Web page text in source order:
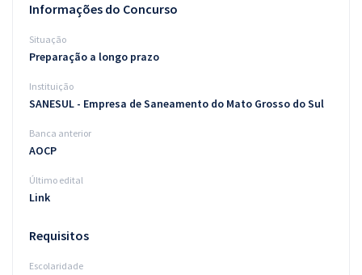
Conteúdo gratuito
Blog
Informações do Concurso
Situação
Preparação a longo prazo
Instituição
SANESUL - Empresa de Saneamento do Mato Grosso do Sul
Banca anterior
AOCP
Último edital
Link
Requisitos
Escolaridade